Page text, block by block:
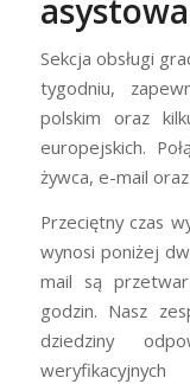
Sekcja obsługi
tygodniu,
polskim oraz
europejskich.
żywca, e-mail
Przeciętny czas
wynosi poniżej
mail są
godzin. Nasz
dziedziny